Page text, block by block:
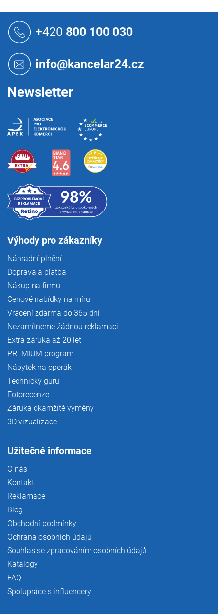
+420 800 100 030
info@kancelar24.cz
Newsletter
Výhody pro zákazníky
Náhradní plnění
Doprava a platba
Nákup na firmu
Cenové nabídky na míru
Vrácení zdarma do 365 dní
Nezamítneme žádnou reklamaci
Extra záruka až 20 let
PREMIUM program
Nábytek na operák
Technický guru
Fotorecenze
Záruka okamžité výměny
3D vizualizace
Užitečné informace
O nás
Kontakt
Reklamace
Blog
Obchodní podmínky
Ochrana osobních údajů
Souhlas se zpracováním osobních údajů
Katalogy
FAQ
Spolupráce s influencery